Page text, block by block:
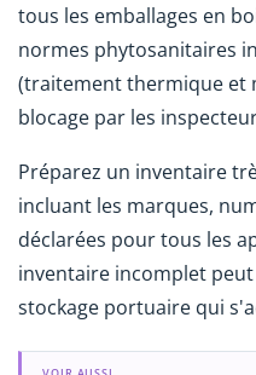
tous les emballages en
normes phytosanitaires
(traitement thermique et
blocage par les
Préparez un inventaire
incluant les marques,
déclarées pour tous les
inventaire incomplet
stockage portuaire qui